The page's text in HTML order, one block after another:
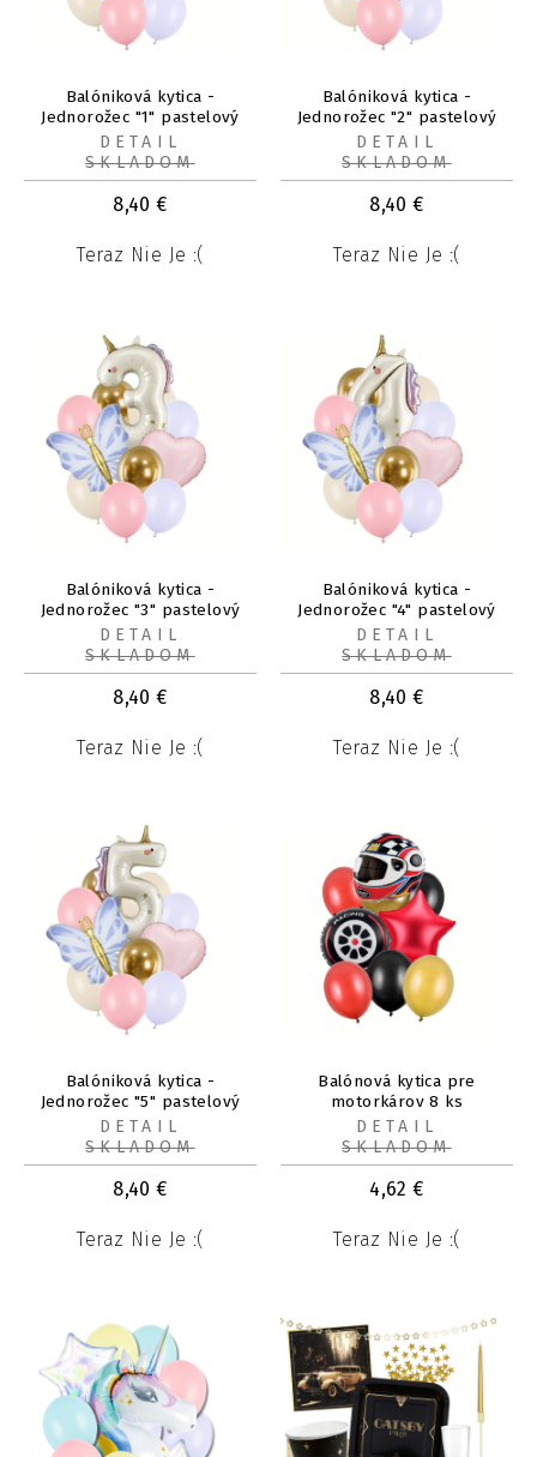
Balóniková kytica -
Jednorožec "1" pastelový
11ks
8,40 €
Teraz Nie Je :(
DETAIL
SKLADOM
Balóniková kytica -
Jednorožec "2" pastelový
11ks
8,40 €
Teraz Nie Je :(
DETAIL
SKLADOM
Balóniková kytica -
Jednorožec "3" pastelový
11ks
8,40 €
Teraz Nie Je :(
DETAIL
SKLADOM
Balóniková kytica -
Jednorožec "4" pastelový
11ks
8,40 €
Teraz Nie Je :(
DETAIL
SKLADOM
Balóniková kytica -
Jednorožec "5" pastelový
11ks
8,40 €
Teraz Nie Je :(
DETAIL
SKLADOM
Balónová kytica pre
motorkárov 8 ks
4,62 €
Teraz Nie Je :(
DETAIL
SKLADOM